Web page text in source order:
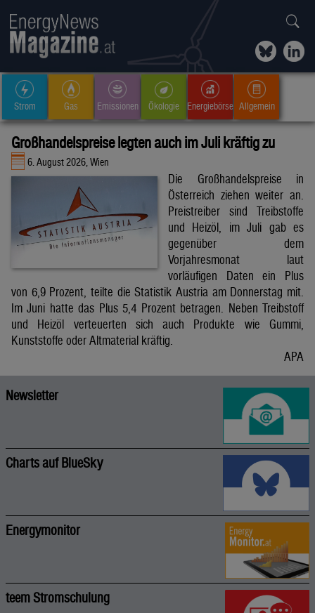
Strom Gas Emissionen Ökologie Energiebörse Allgemein
Großhandelspreise legten auch im Juli kräftig zu
6. August 2026, Wien
Die Großhandelspreise in
Österreich ziehen weiter an.
Preistreiber sind Treibstoffe
und Heizöl, im Juli gab es
gegenüber dem
Vorjahresmonat laut
vorläufigen Daten ein Plus
von 6,9 Prozent, teilte die Statistik Austria am Donnerstag mit.
Im Juni hatte das Plus 5,4 Prozent betragen. Neben Treibstoff
und Heizöl verteuerten sich auch Produkte wie Gummi,
Kunststoffe oder Altmaterial kräftig.
APA
Newsletter
Charts auf BlueSky
Energymonitor
teem Stromschulung